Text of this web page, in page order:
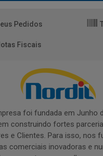
Pedidos
Fiscais
foi fundada em Junho
construindo fortes
e Clientes. Para isso, nos
comerciais inovadoras e